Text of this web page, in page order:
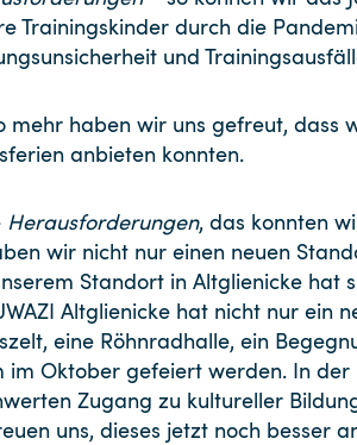
Trainingskinder durch die
und
mehr haben wir uns gefreut, dass
anbieten konnten.
Herausforderungen, das konnten
wir nicht nur einen neuen
Standort in Altglienicke hat
Altglienicke hat nicht nur ein
eine Röhnradhalle, ein
im Oktober gefeiert werden. In
Zugang zu kultureller
uns, dieses jetzt noch besser